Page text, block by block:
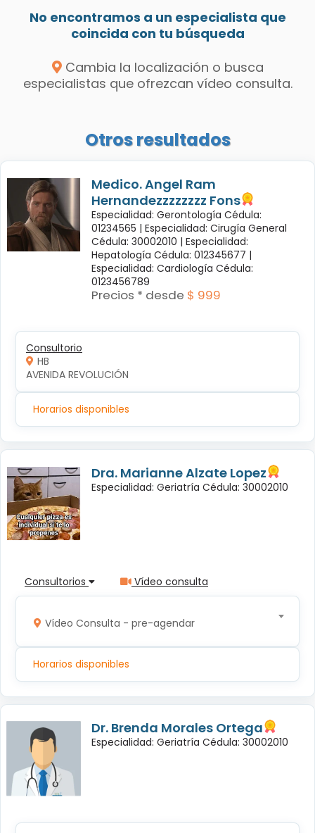
No encontramos a un especialista que
coincida con tu búsqueda
Cambia la localización o busca
especialistas que ofrezcan vídeo consulta.
Otros resultados
Medico. Angel Ram
Hernandezzzzzzzz Fons
Especialidad: Gerontología Cédula:
01234565 | Especialidad: Cirugía General
Cédula: 30002010 | Especialidad:
Hepatología Cédula: 012345677 |
Especialidad: Cardiología Cédula:
0123456789
Precios * desde $ 999
Consultorio
HB
AVENIDA REVOLUCIÓN
Horarios disponibles
Dra. Marianne Alzate Lopez
Especialidad: Geriatría Cédula: 30002010
Consultorios Vídeo consulta
Vídeo Consulta - pre-agendar
Horarios disponibles
Dr. Brenda Morales Ortega
Especialidad: Geriatría Cédula: 30002010